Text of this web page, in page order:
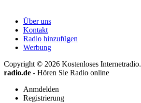
Über uns
Kontakt
Radio hinzufügen
Werbung
Copyright © 2026 Kostenloses Internetradio.
radio.de - Hören Sie Radio online
Anmdelden
Registrierung